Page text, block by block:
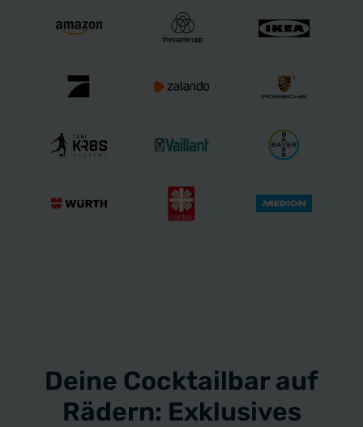
Deine Cocktailbar auf
Rädern: Exklusives